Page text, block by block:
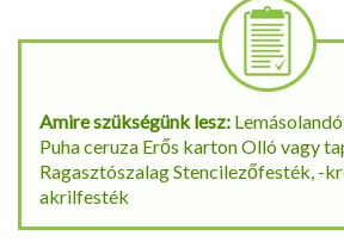
Amire szükségünk lesz:
Puha ceruza Erős karton Olló vagy
Ragasztószalag Stencilezőfesték, -
akrilfesték